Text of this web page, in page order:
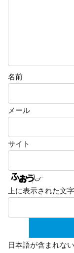
名前
メール
サイト
上に表示された文
日本語が含まれな